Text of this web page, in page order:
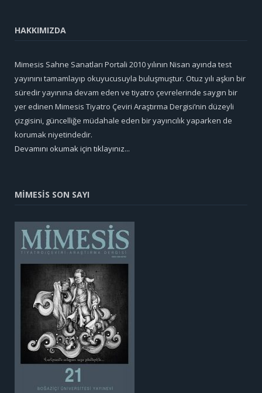
HAKKIMIZDA
Mimesis Sahne Sanatları Portali 2010 yılının Nisan ayında test
yayınını tamamlayıp okuyucusuyla buluşmuştur. Otuz yılı aşkın bir
süredir yayınına devam eden ve tiyatro çevrelerinde saygın bir
yer edinen Mimesis Tiyatro Çeviri Araştırma Dergisi’nin düzeyli
çizgisini, güncelliğe müdahale eden bir yayıncılık yaparken de
korumak niyetindedir.
Devamını okumak için tıklayınız...
MİMESİS SON SAYI